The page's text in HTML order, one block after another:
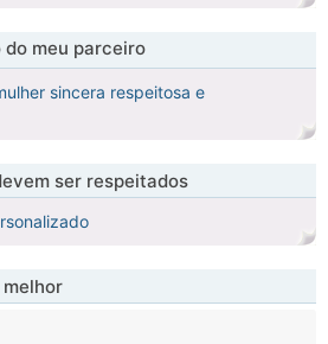
do meu parceiro
sincera respeitosa e
ser respeitados